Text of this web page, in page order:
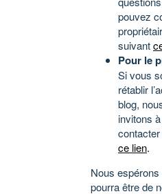
pouvez
suivant
Pour le
Si vous
rétablir
blog,
invitons
ce lien.
Nous
pourra être de